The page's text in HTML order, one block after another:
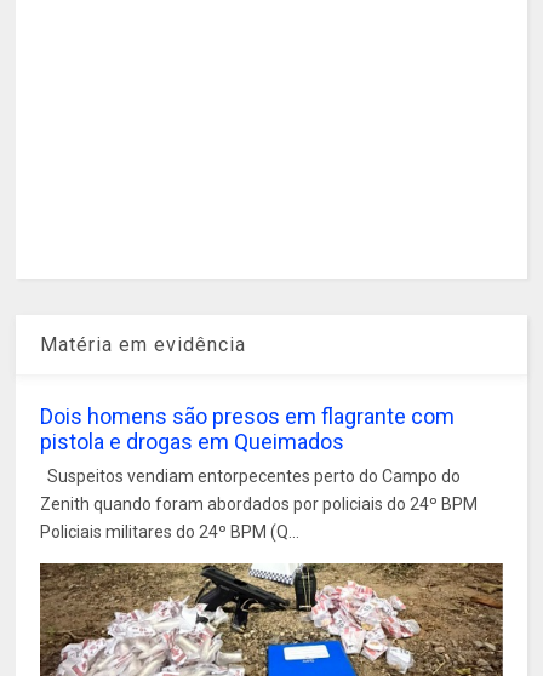
Matéria em evidência
Dois homens são presos em flagrante com
pistola e drogas em Queimados
Suspeitos vendiam entorpecentes perto do Campo do
Zenith quando foram abordados por policiais do 24º BPM
Policiais militares do 24º BPM (Q...